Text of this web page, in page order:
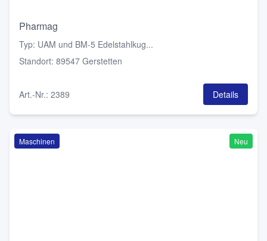
Pharmag
Typ: UAM und BM-5 Edelstahlkug...
Standort: 89547 Gerstetten
Art.-Nr.: 2389 Details
Maschinen Neu